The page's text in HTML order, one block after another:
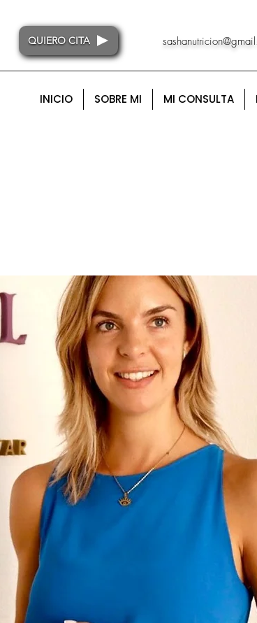
QUIERO CITA
INICIO SOBRE MI MI CONSULTA